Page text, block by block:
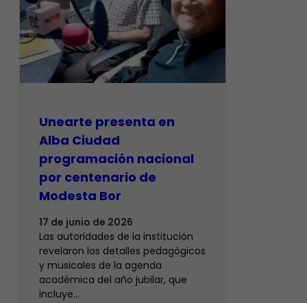
​Unearte presenta en
Alba Ciudad
programación nacional
por centenario de
Modesta Bor
17 de junio de 2026
Las autoridades de la institución
revelaron los detalles pedagógicos
y musicales de la agenda
académica del año jubilar, que
incluye…